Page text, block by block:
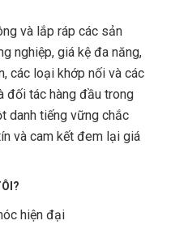
và lắp ráp các sản
nghiệp, giá kệ đa năng,
các loại khớp nối và các
đối tác hàng đầu trong
danh tiếng vững chắc
và cam kết đem lại giá
hiện đại